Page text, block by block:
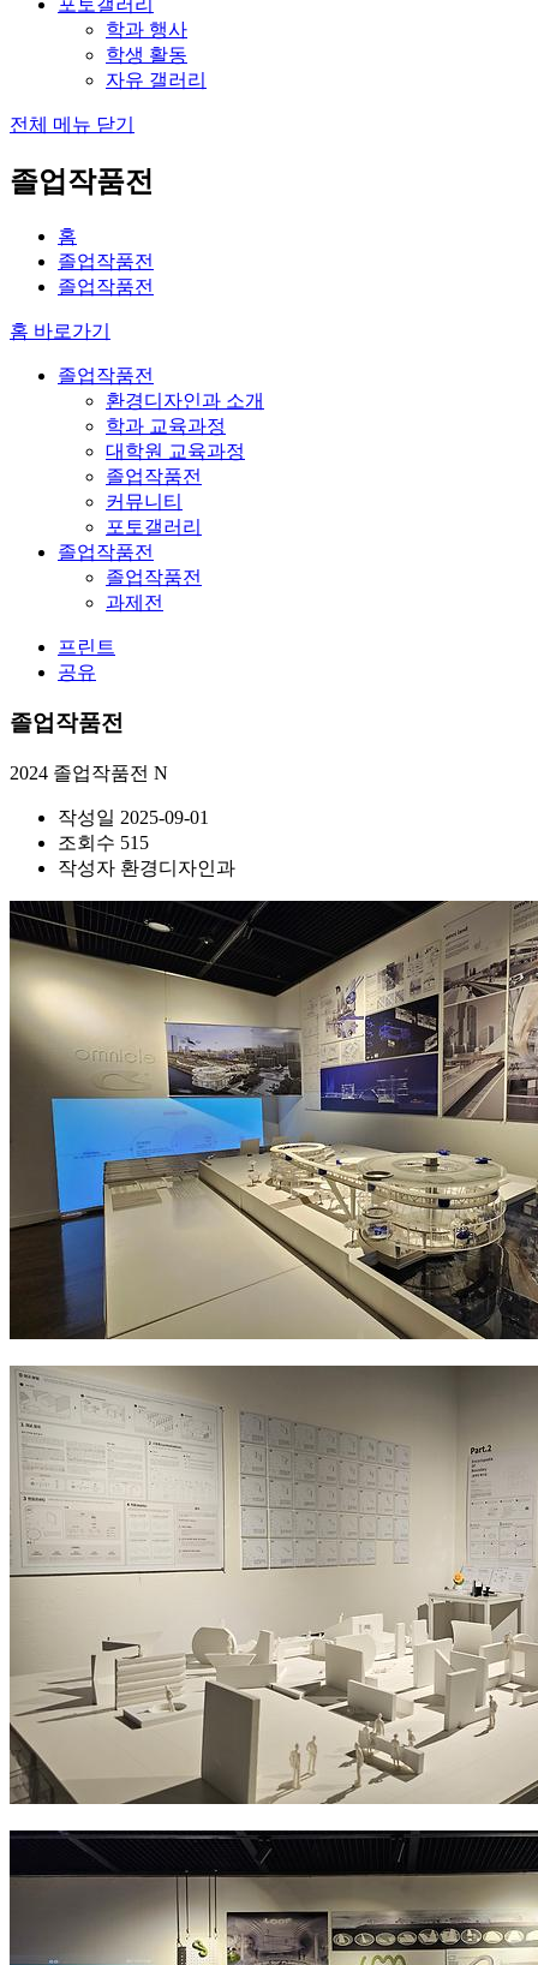
학과 행사
학생 활동
자유 갤러리
전체 메뉴 닫기
졸업작품전
홈
졸업작품전
졸업작품전
홈 바로가기
졸업작품전
환경디자인과 소개
학과 교육과정
대학원 교육과정
졸업작품전
커뮤니티
포토갤러리
졸업작품전
졸업작품전
과제전
프린트
공유
졸업작품전
2024 졸업작품전 N
작성일 2025-09-01
조회수 515
작성자 환경디자인과